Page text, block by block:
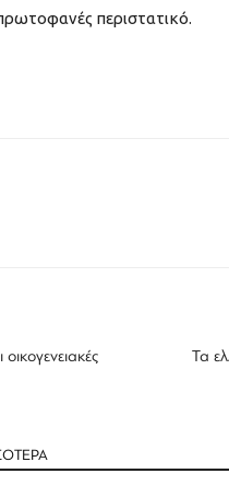
περιστατικό.
Τα